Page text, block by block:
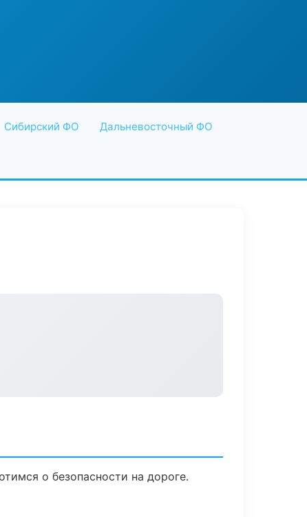
Сибирский ФО Дальневосточный ФО
о безопасности на дороге.